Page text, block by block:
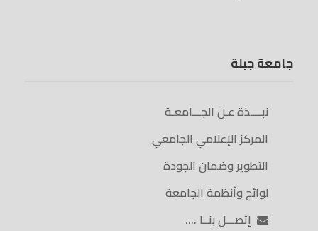
جامعة جبلة
نبــــذة عـن الجـــامعـة
المركز الإعلامي الجامعي
التطوير وضمان الجودة
لوائح وأنظمة الجامعة
إتصـــل بنــا ….